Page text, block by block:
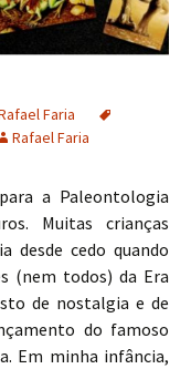
Faria
Rafael Faria
a Paleontologia
Muitas crianças
desde cedo quando
(nem todos) da Era
de nostalgia e de
do famoso
Em minha infância,